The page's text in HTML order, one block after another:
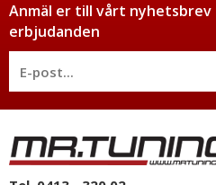
Anmäl er till vårt
erbjudanden